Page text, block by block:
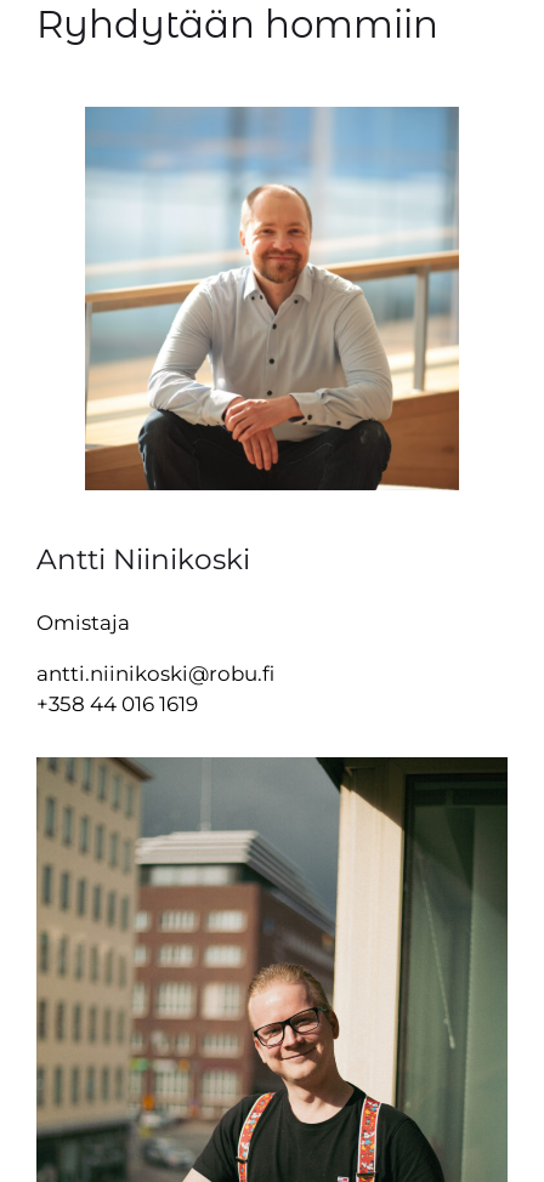
Ryhdytään hommiin
Antti Niinikoski
Omistaja
antti.niinikoski@robu.fi
+358 44 016 1619